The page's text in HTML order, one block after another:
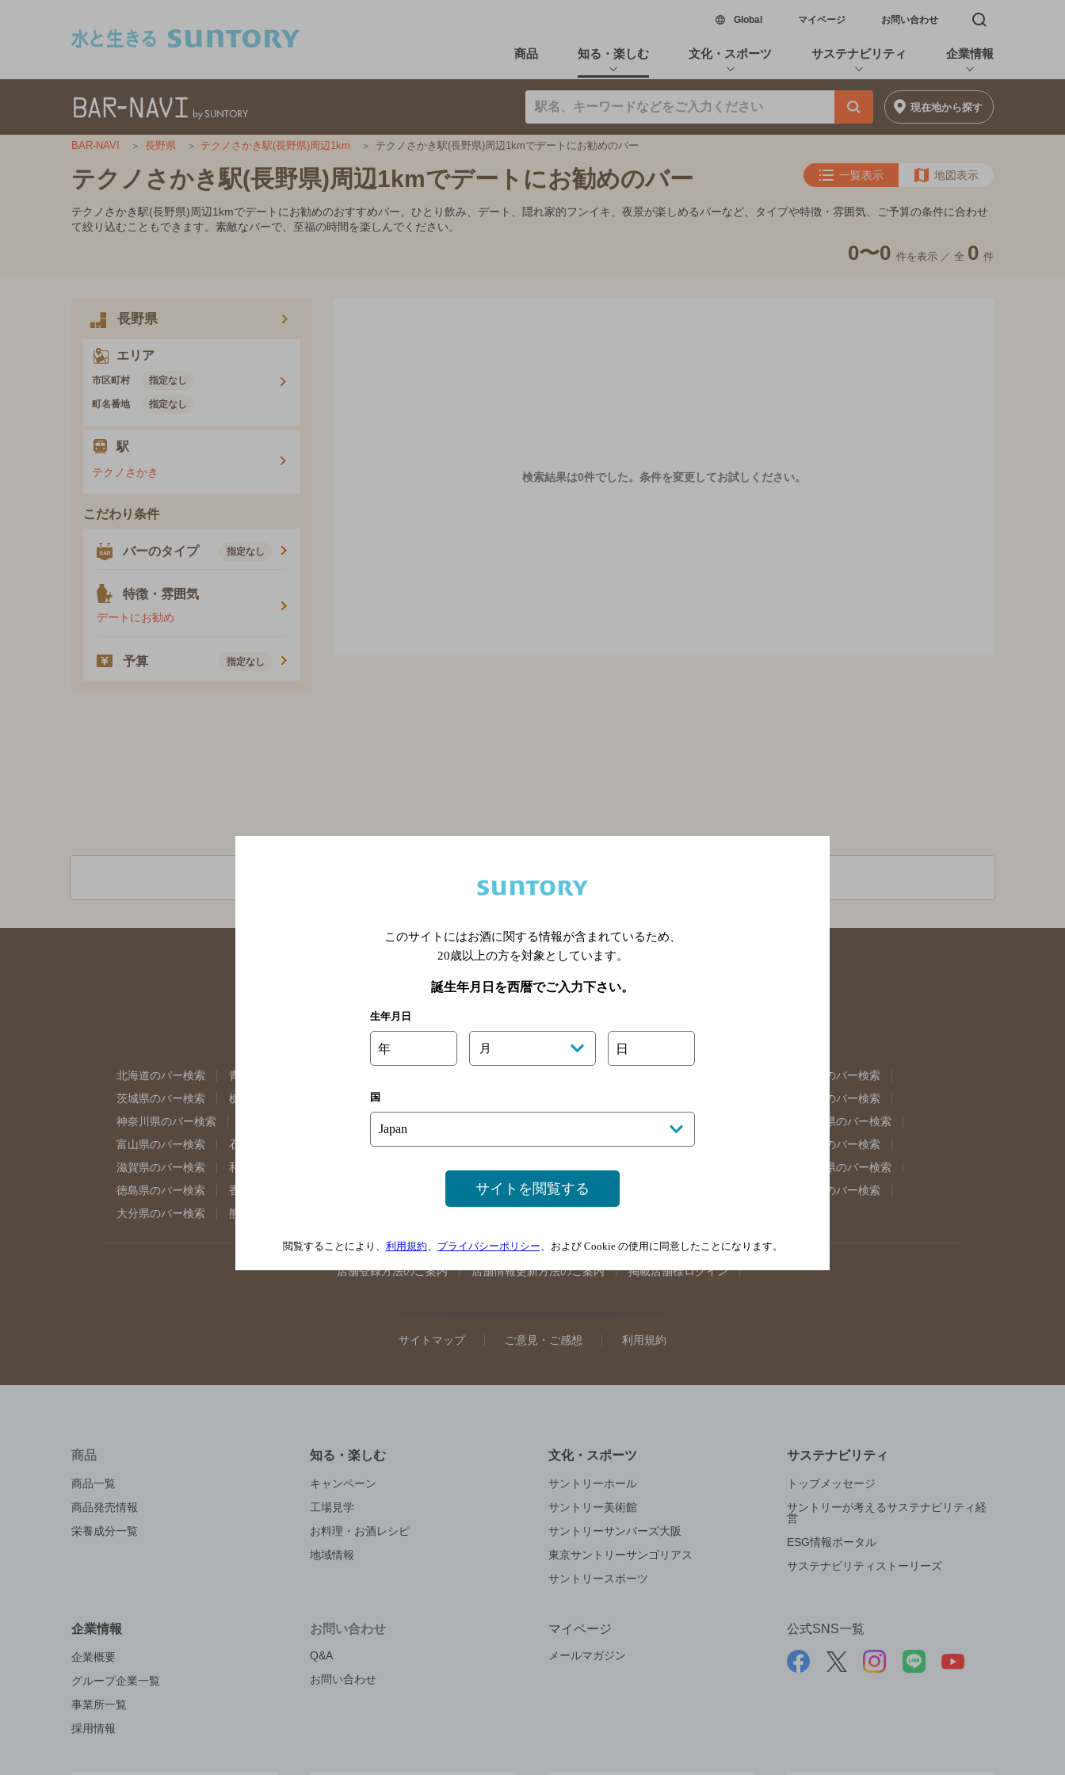
Global新しいウィンドウで開く
マイページ お問い合わせ 検索窓を開く
商品 知る・楽しむ 文化・スポーツ サステナビリティ 企業情報
現在地から探す
BAR-NAVI 長野県 テクノさかき駅(長野県)周辺1km テクノさかき駅(長野県)周辺1kmでデートにお勧めのバー
テクノさかき駅(長野県)周辺1kmでデートにお勧めのバー 一覧表示 地図表示
テクノさかき駅(長野県)周辺1kmでデートにお勧めのおすすめバー。ひとり飲み、デート、隠れ家的フンイキ、夜景が楽しめるバーなど、タイプや特徴・雰囲気、ご予算の条件に合わせ
て絞り込むこともできます。素敵なバーで、至福の時間を楽しんでください。
0〜0 件を表示 ／ 全 0 件
長野県
エリア
市区町村 指定なし
町名番地 指定なし
駅
テクノさかき
こだわり条件
バーのタイプ 指定なし
特徴・雰囲気
デートにお勧め
予算 指定なし
検索結果は0件でした。 条件を変更してお試しください。
関連ページ
北海道のバー検索 青森県のバー検索
福島県のバー検索
茨城県のバー検索
栃木県のバー検索 群馬県のバー検索
東京都のバー検索
神奈川県のバー検索
埼玉県のバー検索
岐阜県のバー検索
富山県のバー検索
石川県のバー検索 福井県のバー検索 大阪府のバー検索 京都府のバー検索 兵庫県のバー検索
奈良県のバー検索
滋賀県のバー検索
和歌山県のバー検索 岡山県のバー検索 山口県のバー検索
島根県のバー検索
徳島県のバー検索
香川県のバー検索 高知県のバー検索 福岡県のバー検索
佐賀県のバー検索
大分県のバー検索
熊本県のバー検索
店舗登録方法のご案内 店舗情報更新方法のご案内 掲載店舗様ログイン
サイトマップ ご意見・ご感想 利用規約
商品
商品一覧
商品発売情報
栄養成分一覧
知る・楽しむ
キャンペーン
工場見学
お料理・お酒レシピ
地域情報
文化・スポーツ
サントリーホール
サントリー美術館
サントリーサンバーズ大阪
東京サントリーサンゴリアス
サントリースポーツ
サステナビリティ
トップメッセージ
サントリーが考えるサステナビリティ経
営
ESG情報ポータル
サステナビリティストーリーズ
企業情報
企業概要
グループ企業一覧
事業所一覧
採用情報
お問い合わせ
Q&A
お問い合わせ
マイページ
メールマガジン
公式SNS一覧
このサイトにはお酒に関する情報が含まれているため、
20歳以上の方を対象としています。
誕生年月日を西暦でご入力下さい。
生年月日
年 月 日
国
サイトを閲覧する
閲覧することにより、 利用規約、 プライバシーポリシー、および Cookie の使用に同意したことになります。